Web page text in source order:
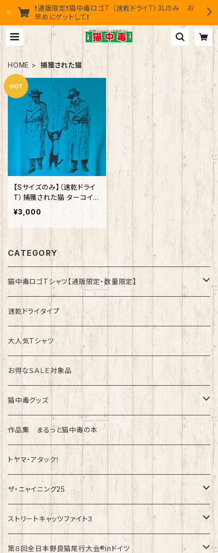
❗通販限定❗猫中毒ロゴT （速乾ドライT）3Lのみ お
早めにゲットして❗
HOME 捕獲された猫
【Sサイズのみ】（速乾ドライ
T）捕獲された猫 ターコイズ
ブルー
¥3,000
CATEGORY
猫中毒ロゴTシャツ【通販限定・数量限定】
速乾ドライタイプ
綿100%ノーマルタイプ
速乾ドライタイプ
大人気Tシャツ
お得なＳＡＬＥ対象品
猫中毒グッズ
ラバーバンド（ブレスレット・リストバンド）
作品集 まるっと猫中毒の本
トヤマ・アタック！
ザ・ニャイニング25
速乾ドライタイプ
綿100%ノーマルタイプ
ストリートキャッツファイト３
速乾ドライタイプ
第８回全日本野良猫尾行大会®︎inドイツ